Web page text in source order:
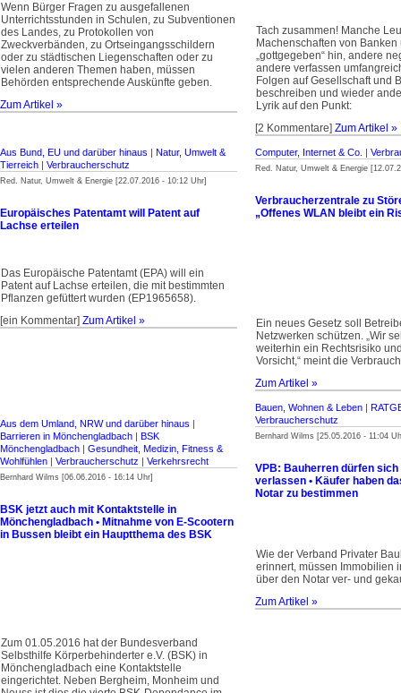
Wenn Bürger Fragen zu ausgefallenen
Unterrichtsstunden in Schulen, zu Subventionen
des Landes, zu Protokollen von
Zweckverbänden, zu Ortseingangsschildern
oder zu städtischen Liegenschaften oder zu
vielen anderen Themen haben, müssen
Behörden entsprechende Auskünfte geben.
Zum Artikel »
Tach zusammen! Manche
Machenschaften von
„gottgegeben“ hin, andere
andere verfassen
Folgen auf Gesellschaft und
beschreiben und wieder
Lyrik auf den Punkt:
[2 Kommentare] Zum Artikel »
Aus Bund, EU und darüber hinaus | Natur, Umwelt &
Tierreich | Verbraucherschutz
Red. Natur, Umwelt & Energie [22.07.2016 - 10:12 Uhr]
Europäisches Patentamt will Patent auf
Lachse erteilen
Das Europäische Patentamt (EPA) will ein
Patent auf Lachse erteilen, die mit bestimmten
Pflanzen gefüttert wurden (EP1965658).
[ein Kommentar] Zum Artikel »
Computer, Internet & Co. |
Red. Natur, Umwelt & Energie
Verbraucherzentrale zu
„Offenes WLAN bleibt ein
Ein neues Gesetz soll
Netzwerken schützen. „Wir
weiterhin ein Rechtsrisiko
Vorsicht,“ meint die
Zum Artikel »
Aus dem Umland, NRW und darüber hinaus |
Barrieren in Mönchengladbach | BSK
Mönchengladbach | Gesundheit, Medizin, Fitness &
Wohlfühlen | Verbraucherschutz | Verkehrsrecht
Bernhard Wilms [06.06.2016 - 16:14 Uhr]
BSK jetzt auch mit Kontaktstelle in
Mönchengladbach • Mitnahme von E-Scootern
in Bussen bleibt ein Hauptthema des BSK
Zum 01.05.2016 hat der Bundesverband
Selbsthilfe Körperbehinderter e.V. (BSK) in
Mönchengladbach eine Kontaktstelle
eingerichtet. Neben Bergheim, Monheim und
Bauen, Wohnen & Leben |
Verbraucherschutz
Bernhard Wilms [25.05.2016 - 11:04
VPB: Bauherren dürfen
verlassen • Käufer haben
Notar zu bestimmen
Wie der Verband Privater
erinnert, müssen Immobilien
über den Notar ver- und
Zum Artikel »